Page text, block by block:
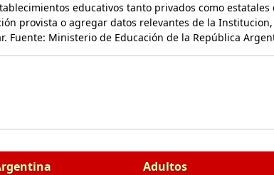
educativos tanto privados como estatales
provista o agregar datos relevantes de la
Fuente: Ministerio de Educación de la República
Adultos